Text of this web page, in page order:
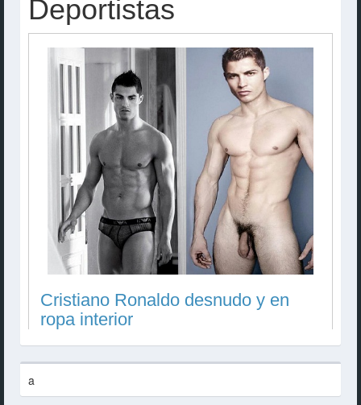
Deportistas
Cristiano Ronaldo desnudo y en
ropa interior
a